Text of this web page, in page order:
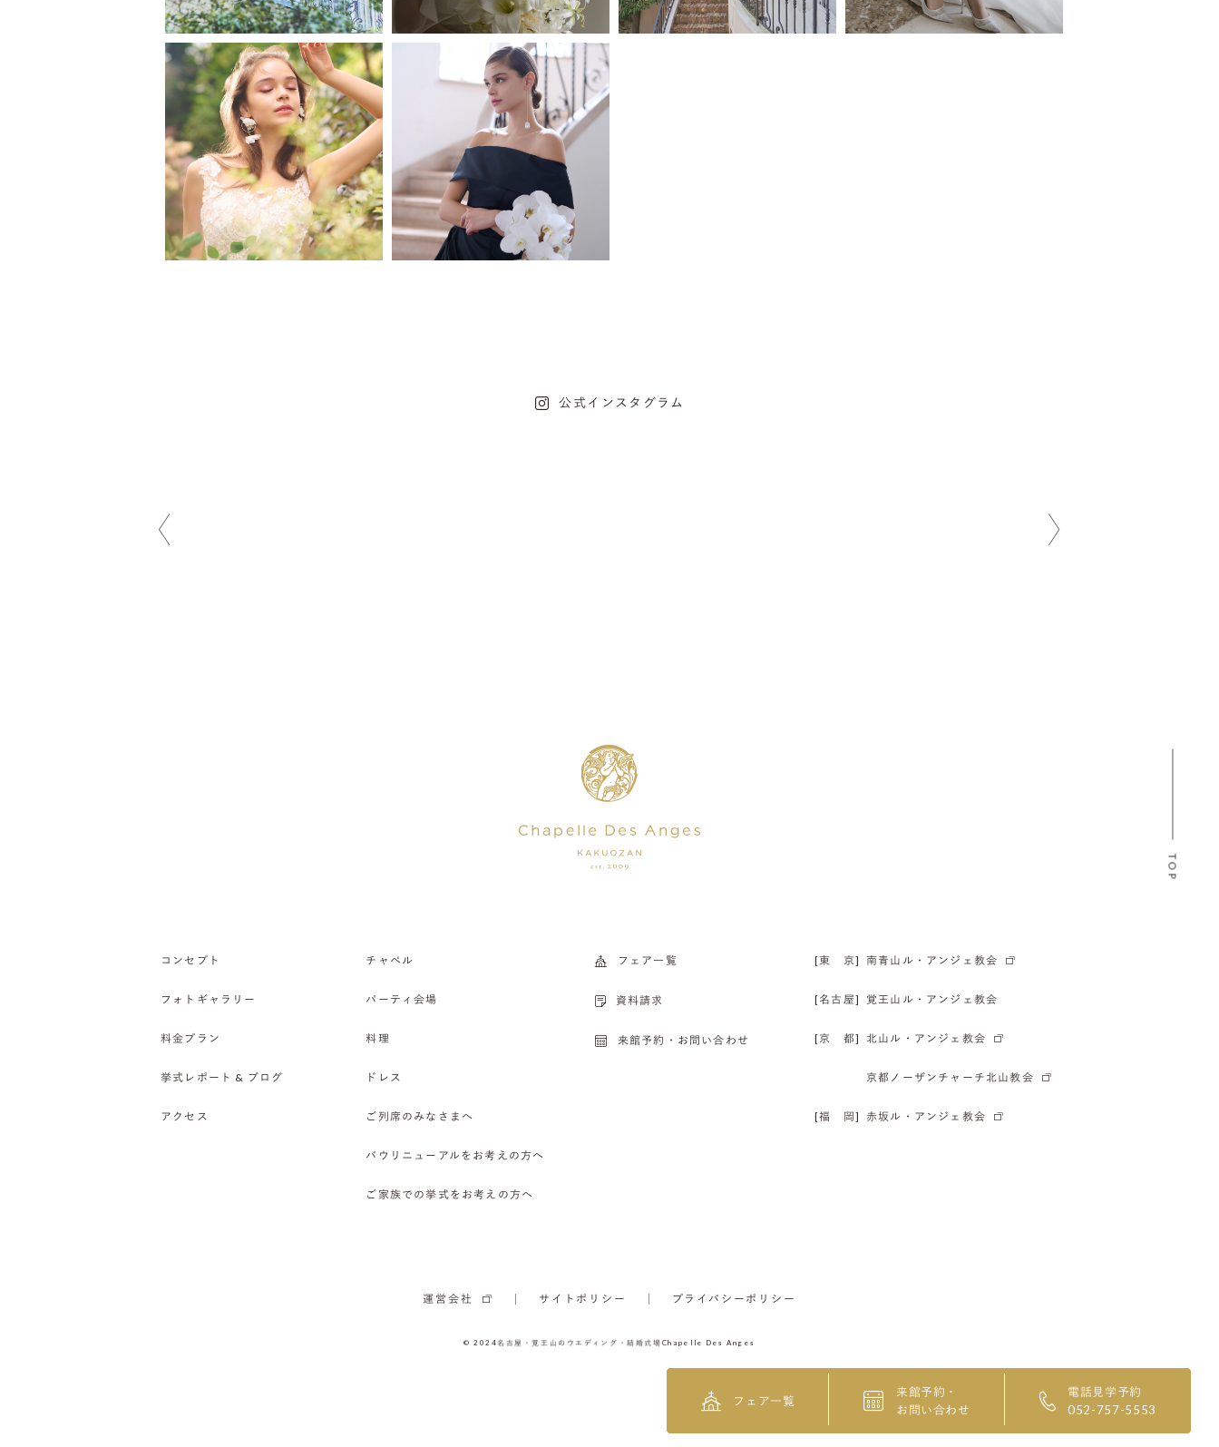
公式インスタグラム
TOP
コンセプト
フォトギャラリー
料金プラン
挙式レポート & ブログ
アクセス
チャペル
パーティ会場
料理
ドレス
ご列席のみなさまへ
バウリニューアルをお考えの方へ
ご家族での挙式をお考えの方へ
フェア一覧
資料請求
来館予約・お問い合わせ
[東 京] 南青山ル・アンジェ教会
[名古屋] 覚王山ル・アンジェ教会
[京 都] 北山ル・アンジェ教会
京都ノーザンチャーチ北山教会
[福 岡] 赤坂ル・アンジェ教会
運営会社 サイトポリシー プライバシーポリシー
© 2024名古屋・覚王山のウエディング・結婚式場 Chapelle Des Anges
フェア一覧
来館予約・
お問い合わせ
電話見学予約
052-757-5553